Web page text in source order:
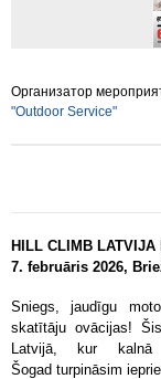
Организатор
"Outdoor Service"
HILL CLIMB LATVIJA
7. februāris 2026,
Sniegs, jaudīgu
skatītāju ovācijas!
Latvijā, kur
Šogad turpināsim